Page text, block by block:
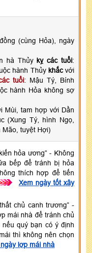
(cùng Hỏa), ngày
hà Thủy kỵ các tuổi:
hành Thủy khắcvới
tuổi: Mậu Tý, Bính
hành Hỏa không sợ
Mùi, tam hợp với Dần
(Xung Tý, hình Ngọ,
Mão, tuyệt Hợi)
hỏa ương” - Không
bếp để tránh bị hỏa
thích hợp để tiến
Xem ngày tốt xây
chủ canh trương” -
mái nhà để tránh chủ
quý bạn có ý định
thì không nên chọn
lợp mái nhà